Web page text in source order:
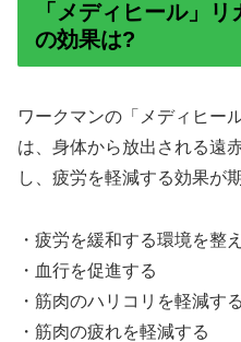
「メディヒール」
の効果は?
ワークマンの「メディヒー
は、身体から放出される遠
し、疲労を軽減する効果が
・疲労を緩和する環境を整
・血行を促進する
・筋肉のハリコリを軽減する
・筋肉の疲れを軽減する